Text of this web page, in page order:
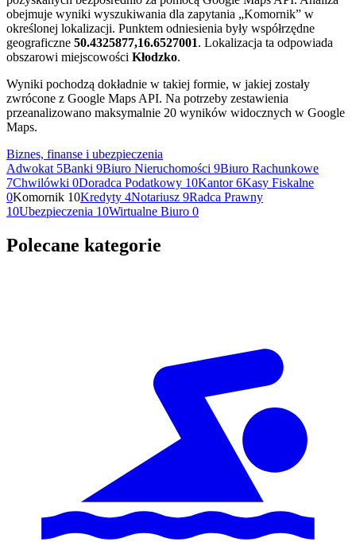
obejmuje wyniki wyszukiwania dla zapytania „Komornik” w
określonej lokalizacji. Punktem odniesienia były współrzędne
geograficzne 50.4325877,16.6527001. Lokalizacja ta odpowiada
obszarowi miejscowości Kłodzko.
Wyniki pochodzą dokładnie w takiej formie, w jakiej zostały
zwrócone z Google Maps API. Na potrzeby zestawienia
przeanalizowano maksymalnie 20 wyników widocznych w Google
Maps.
Biznes, finanse i ubezpieczenia
Adwokat 5Banki 9Biuro Nieruchomości 9Biuro Rachunkowe
7Chwilówki 0Doradca Podatkowy 10Kantor6Kasy Fiskalne
0Komornik 10Kredyty 4Notariusz 9Radca Prawny
10Ubezpieczenia 10Wirtualne Biuro 0
Polecane kategorie